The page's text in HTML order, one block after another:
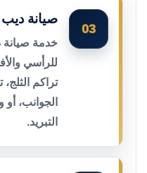
03
صيانة ديب
خدمة صيانة
للرأسي
تراكم
الجوانب،
التبريد.